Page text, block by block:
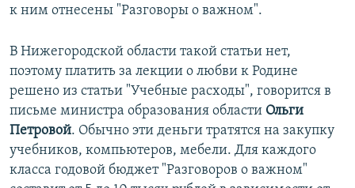
к ним отнесены "Разговоры о важном".
В Нижегородской области такой статьи нет,
поэтому платить за лекции о любви к Родине
решено из статьи "Учебные расходы", говорится в
письме министра образования области Ольги
Петровой. Обычно эти деньги тратятся на закупку
учебников, компьютеров, мебели. Для каждого
класса годовой бюджет "Разговоров о важном"